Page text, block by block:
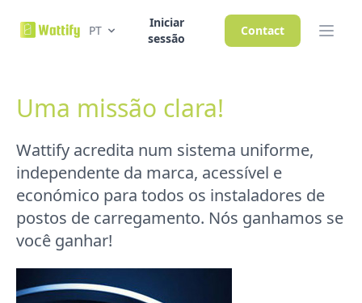
PT
Iniciar
sessão
Contact
Uma missão clara!
Wattify acredita num sistema uniforme,
independente da marca, acessível e
económico para todos os instaladores de
postos de carregamento. Nós ganhamos se
você ganhar!